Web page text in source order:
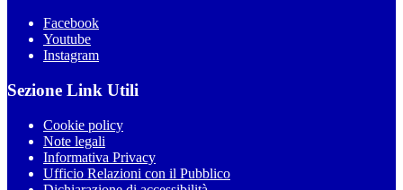
Facebook
Youtube
Instagram
Sezione Link Utili
Cookie policy
Note legali
Informativa Privacy
Ufficio Relazioni con il Pubblico